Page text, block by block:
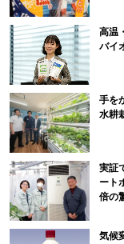
高温
バイ
手を
水耕
実証
ート
倍の
気候